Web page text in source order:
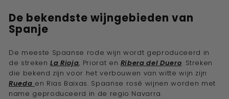
De bekendste wijngebieden van
Spanje
De meeste Spaanse rode wijn wordt geproduceerd in
de strekenLa Rioja, Priorat en Ribera del Duero. Streken
die bekend zijn voor het verbouwen van witte wijn zijn
Rueda en Rias Baixas. Spaanse rosé wijnen worden met
name geproduceerd in de regio Navarra.